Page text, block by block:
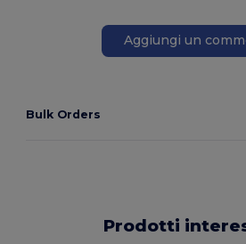
Aggiungi un
Bulk Orders
Prodotti